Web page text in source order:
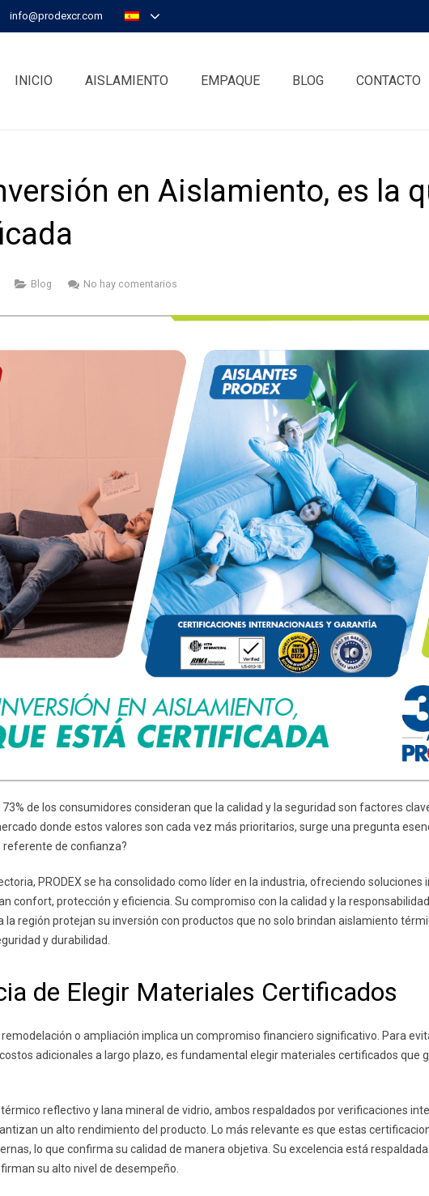
info@prodexcr.com
INICIO AISLAMIENTO EMPAQUE BLOG CONTACTO
en Aislamiento, es la
Blog No hay comentarios
de los consumidores consideran que la calidad y la seguridad son factores
donde estos valores son cada vez más prioritarios, surge una pregunta
referente de confianza?
PRODEX se ha consolidado como líder en la industria, ofreciendo soluciones
confort, protección y eficiencia. Su compromiso con la calidad y la
la región protejan su inversión con productos que no solo brindan aislamiento
y durabilidad.
de Elegir Materiales Certificados
o ampliación implica un compromiso financiero significativo. Para
adicionales a largo plazo, es fundamental elegir materiales certificados que
reflectivo y lana mineral de vidrio, ambos respaldados por verificaciones
un alto rendimiento del producto. Lo más relevante es que estas
lo que confirma su calidad de manera objetiva. Su excelencia está
su alto nivel de desempeño.